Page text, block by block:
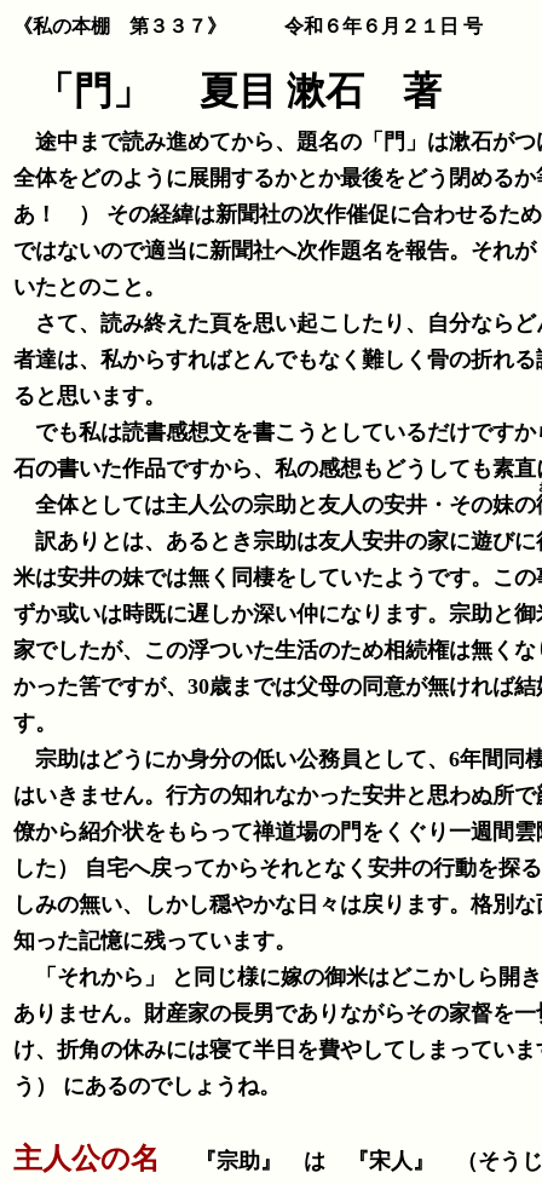
《私の本棚 第３３７》 令和６年６月２１日 号
「門」 夏目 漱石 著
途中まで読み進めてから、題名の「門」は漱石が
全体をどのように展開するかとか最後をどう閉めるか等に重要だと思います。 （どこで
あ！ ） その経緯は新聞社の次作催促に合わせるた
ではないので適当に新聞社へ次作題名を報告。それ
いたとのこと。
さて、読み終えた頁を思い起こしたり、自分なら
者達は、私からすればとんでもなく難しく骨の折れ
ると思います。
でも私は読書感想文を書こうとしているだけです
石の書いた作品ですから、私の感想もどうしても素
全体としては主人公の宗助と友人の安井・その妹の
訳ありとは、あるとき宗助は友人安井の家に遊び
米は安井の妹では無く同棲をしていたようです。こ
ずか或いは時既に遅しか深い仲になります。宗助と
家でしたが、この浮ついた生活のため相続権は無く
かった筈ですが、30歳までは父母の同意が無ければ
す。
宗助はどうにか身分の低い公務員として、6年間同
はいきません。行方の知れなかった安井と思わぬ所
した） 自宅へ戻ってからそれとなく安井の行動を探
しみの無い、しかし穏やかな日々は戻ります。格別
知った記憶に残っています。
「それから」 と同じ様に嫁の御米はどこかしら開
ありません。財産家の長男でありながらその家督を
け、折角の休みには寝て半日を費やしてしまっています。
う） にあるのでしょうね。
主人公の名
『宗助』 は 『宋人』 （そうじ